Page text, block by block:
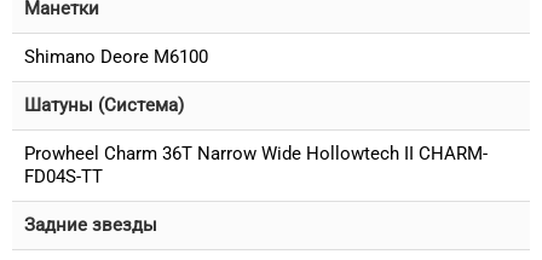
Манетки
Shimano Deore M6100
Шатуны (Система)
Prowheel Charm 36T Narrow Wide Hollowtech II CHARM-
FD04S-TT
Задние звезды